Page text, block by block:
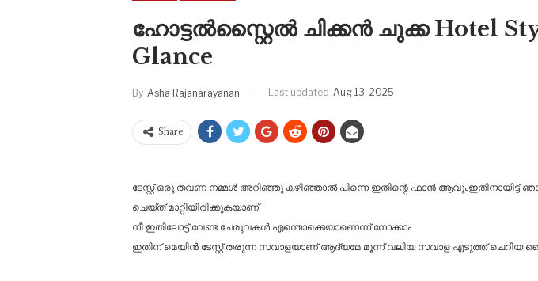
ഹോട്ടൽസ്റ്റൈൽ ചിക്കൻ ചുക്ക Hotel
Glance
By Asha Rajanarayanan Last updated Aug 13, 2025
Share
ടേസ്റ്റ് ഒരു തവണ നമ്മൾ അറിഞ്ഞു കഴിഞ്ഞാൽ പിന്നെ ഇതിന്റെ ഫാൻ ആവുംഇതിനായിട്ട്
ചെയ്ത് മാറ്റിയിരിക്കുകയാണ്
നീ ഇതിലോട്ട് വേണ്ട ചേരുവകൾ എന്തൊക്കെയാണെന്ന് നോക്കാം
ഇതിന് മെയിൻ ടേസ്റ്റ് തരുന്ന സവാളയാണ് ആദ്യമേ മൂന്ന് വലിയ സവാള എടുത്ത് ചെറിയ